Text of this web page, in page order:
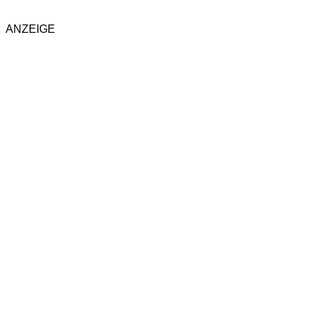
ANZEIGE